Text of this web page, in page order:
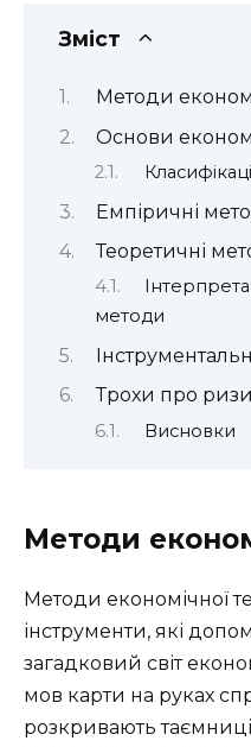
Зміст
Методи
Основи
Емпіричні
Теоретичні
методи
Трохи про
Висновки
Методи
Методи економічної
інструменти, які
загадковий світ
мов карти на руках
розкривають